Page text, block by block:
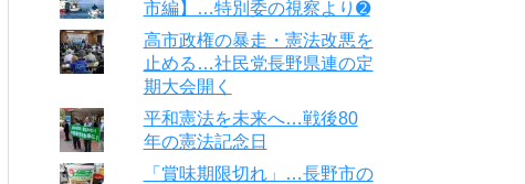
市編】…特別委の視察より➋
高市政権の暴走・憲法改悪を
止める…社民党長野県連の定
期大会開く
平和憲法を未来へ…戦後80
年の憲法記念日
「賞味期限切れ」…長野市の